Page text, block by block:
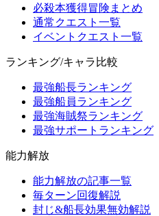
必殺本獲得冒険まとめ
通常クエスト一覧
イベントクエスト一覧
ランキング/キャラ比較
最強船長ランキング
最強船員ランキング
最強海賊祭ランキング
最強サポートランキング
能力解放
能力解放の記事一覧
毎ターン回復解説
封じ&船長効果無効解説